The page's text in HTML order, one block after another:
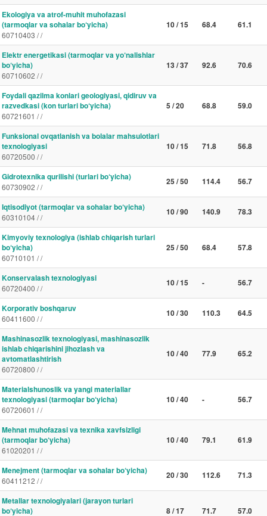
Ekologiya va atrof-muhit muhofazasi
(tarmoqlar va sohalar bo‘yicha)
60710403 / /
10 / 15 68.4 61.1
Elektr energetikasi (tarmoqlar va yo‘nalishlar
bo‘yicha)
60710602 / /
13 / 37 92.6 70.6
Foydali qazilma konlari geologiyasi, qidiruv va
razvedkasi (kon turlari bo‘yicha)
60721601 / /
5 / 20 68.8 59.0
Funksional ovqatlanish va bolalar mahsulotlari
texnologiyasi
60720500 / /
10 / 15 71.8 56.8
Gidrotexnika qurilishi (turlari bo‘yicha)
60730902 / /
25 / 50 114.4 56.7
Iqtisodiyot (tarmoqlar va sohalar bo‘yicha)
60310104 / /
10 / 90 140.9 78.3
Kimyoviy texnologiya (ishlab chiqarish turlari
bo‘yicha)
60710101 / /
25 / 50 68.4 57.8
Konservalash texnologiyasi
60720400 / /
10 / 15 - 56.7
Korporativ boshqaruv
60411600 / /
10 / 30 110.3 64.5
Mashinasozlik texnologiyasi, mashinasozlik
ishlab chiqarishini jihozlash va
avtomatlashtirish
60720800 / /
10 / 40 77.9 65.2
Materialshunoslik va yangi materiallar
texnologiyasi (tarmoqlar bo‘yicha)
60720601 / /
10 / 40 - 56.7
Mehnat muhofazasi va texnika xavfsizligi
(tarmoqlar bo‘yicha)
61020201 / /
10 / 40 79.1 61.9
Menejment (tarmoqlar va sohalar bo‘yicha)
60411212 / /
20 / 30 112.6 71.3
Metallar texnologiyalari (jarayon turlari
bo‘yicha)
8 / 17 71.7 57.0